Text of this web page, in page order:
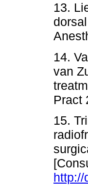
13.
14.
van
Pract
15.
http://